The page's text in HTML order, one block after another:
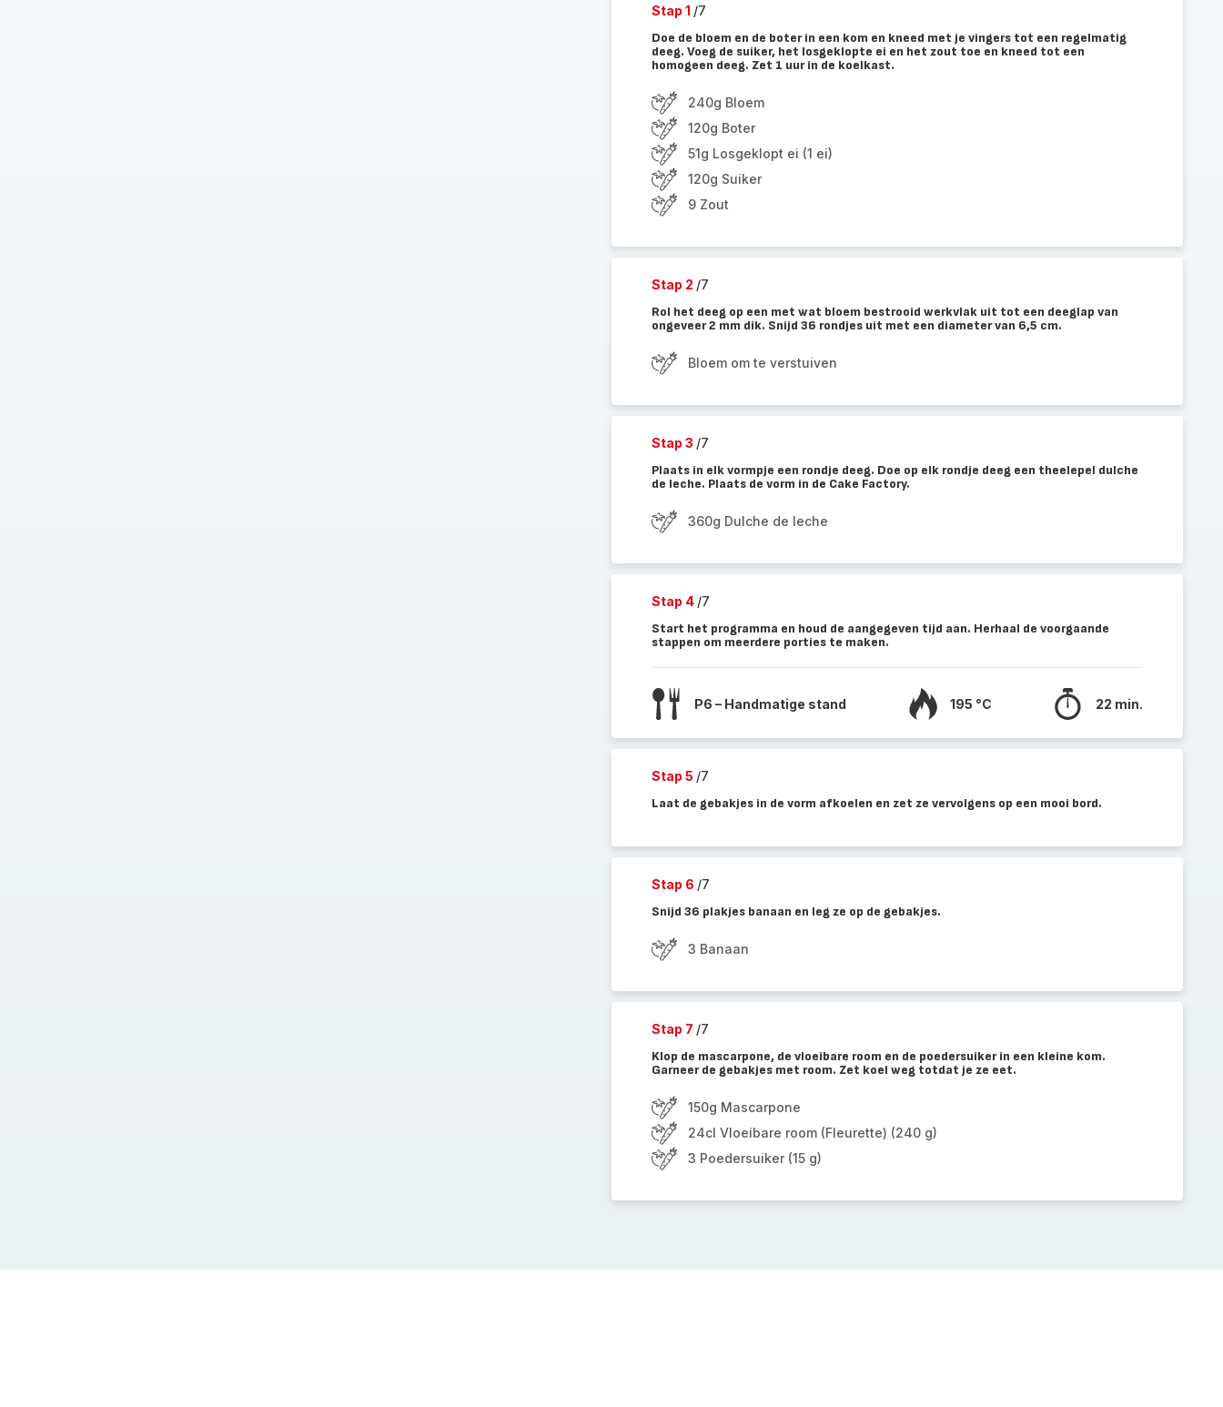
Stap 1 /7
Doe de bloem en de boter in een kom en kneed met je vingers tot een regelmatig
deeg. Voeg de suiker, het losgeklopte ei en het zout toe en kneed tot een
homogeen deeg. Zet 1 uur in de koelkast.
240g Bloem
120g Boter
51g Losgeklopt ei (1 ei)
120g Suiker
9 Zout
Stap 2 /7
Rol het deeg op een met wat bloem bestrooid werkvlak uit tot een deeglap van
ongeveer 2 mm dik. Snijd 36 rondjes uit met een diameter van 6,5 cm.
Bloem om te verstuiven
Stap 3 /7
Plaats in elk vormpje een rondje deeg. Doe op elk rondje deeg een theelepel dulche
de leche. Plaats de vorm in de Cake Factory.
360g Dulche de leche
Stap 4 /7
Start het programma en houd de aangegeven tijd aan. Herhaal de voorgaande
stappen om meerdere porties te maken.
P6 – Handmatige stand 195 °C 22 min.
Stap 5 /7
Laat de gebakjes in de vorm afkoelen en zet ze vervolgens op een mooi bord.
Stap 6 /7
Snijd 36 plakjes banaan en leg ze op de gebakjes.
3 Banaan
Stap 7 /7
Klop de mascarpone, de vloeibare room en de poedersuiker in een kleine kom.
Garneer de gebakjes met room. Zet koel weg totdat je ze eet.
150g Mascarpone
24cl Vloeibare room (Fleurette) (240 g)
3 Poedersuiker (15 g)